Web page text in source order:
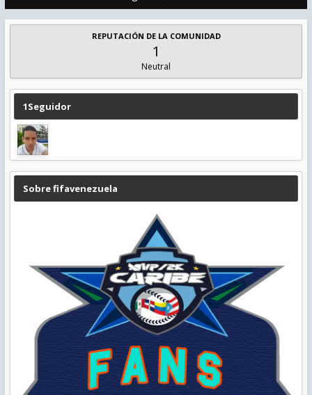
REPUTACIÓN DE LA COMUNIDAD
1
Neutral
1Seguidor
Sobre fifavenezuela